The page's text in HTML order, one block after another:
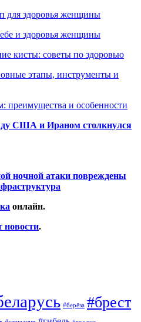
для здоровья женщины
и здоровья женщины
кисты: советы по здоровью
этапы, инструменты и
преимущества и особенности
США и Ираном столкнулся
ночной атаки повреждены
онлайн.
новости.
#берёза #брест